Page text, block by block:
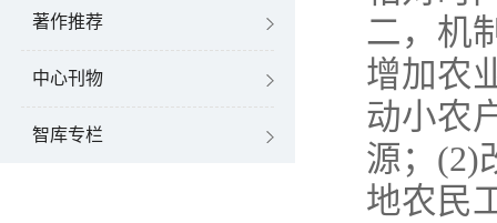
著作推荐
中心刊物
智库专栏
二，机
增加农
动小农
源； (2)
地农民